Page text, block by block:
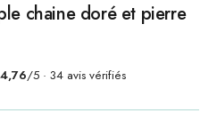
chaine doré et pierre
4,76/5 · 34 avis vérifiés